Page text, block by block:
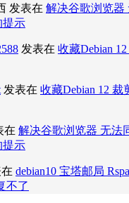
发表在 解决谷歌浏览器
提示
发表在 收藏Debian
发表在 收藏Debian 12
在 解决谷歌浏览器 无法
提示
debian10 宝塔邮局
不了